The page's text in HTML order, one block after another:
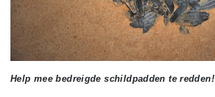
Help mee bedreigde schildpadden te redden!